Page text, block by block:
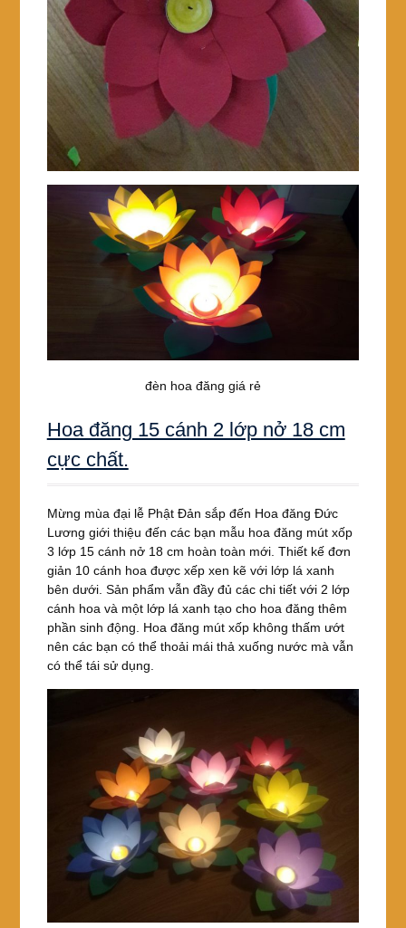
đèn hoa đăng giá rẻ
Hoa đăng 15 cánh 2 lớp nở 18 cm
cực chất.
Mừng mùa đại lễ Phật Đản sắp đến Hoa đăng Đức
Lương giới thiệu đến các bạn mẫu hoa đăng mút xốp
3 lớp 15 cánh nở 18 cm hoàn toàn mới. Thiết kế đơn
giản 10 cánh hoa được xếp xen kẽ với lớp lá xanh
bên dưới. Sản phẩm vẫn đầy đủ các chi tiết với 2 lớp
cánh hoa và một lớp lá xanh tạo cho hoa đăng thêm
phần sinh động. Hoa đăng mút xốp không thấm ướt
nên các bạn có thể thoải mái thả xuống nước mà vẫn
có thể tái sử dụng.